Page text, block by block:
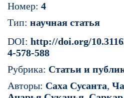
Номер: 4
Тип: научная статья
DOI: http://doi.org/
4-578-588
Рубрика: Статьи и
Авторы: Саха Сусанта,